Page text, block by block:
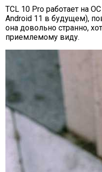
TCL 10 Pro работает на
Android 11 в будущем),
она довольно странно,
приемлемому виду.